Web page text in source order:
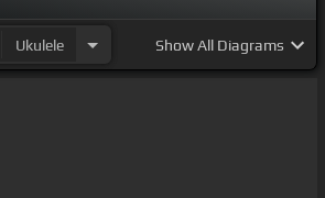
Ukulele ShowAll Diagrams